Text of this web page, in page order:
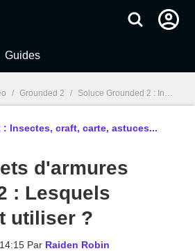
Guides
/ Grounded 2 / Soluce Grounded 2 : Insectes, craft, carte, astuces... Guide complet
Insectes, craft, carte, astuces...
d'armures
: Lesquels
utiliser ?
Par Raiden Robin